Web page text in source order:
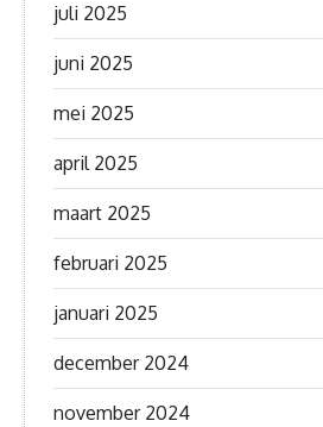
juli 2025
juni 2025
mei 2025
april 2025
maart 2025
februari 2025
januari 2025
december 2024
november 2024